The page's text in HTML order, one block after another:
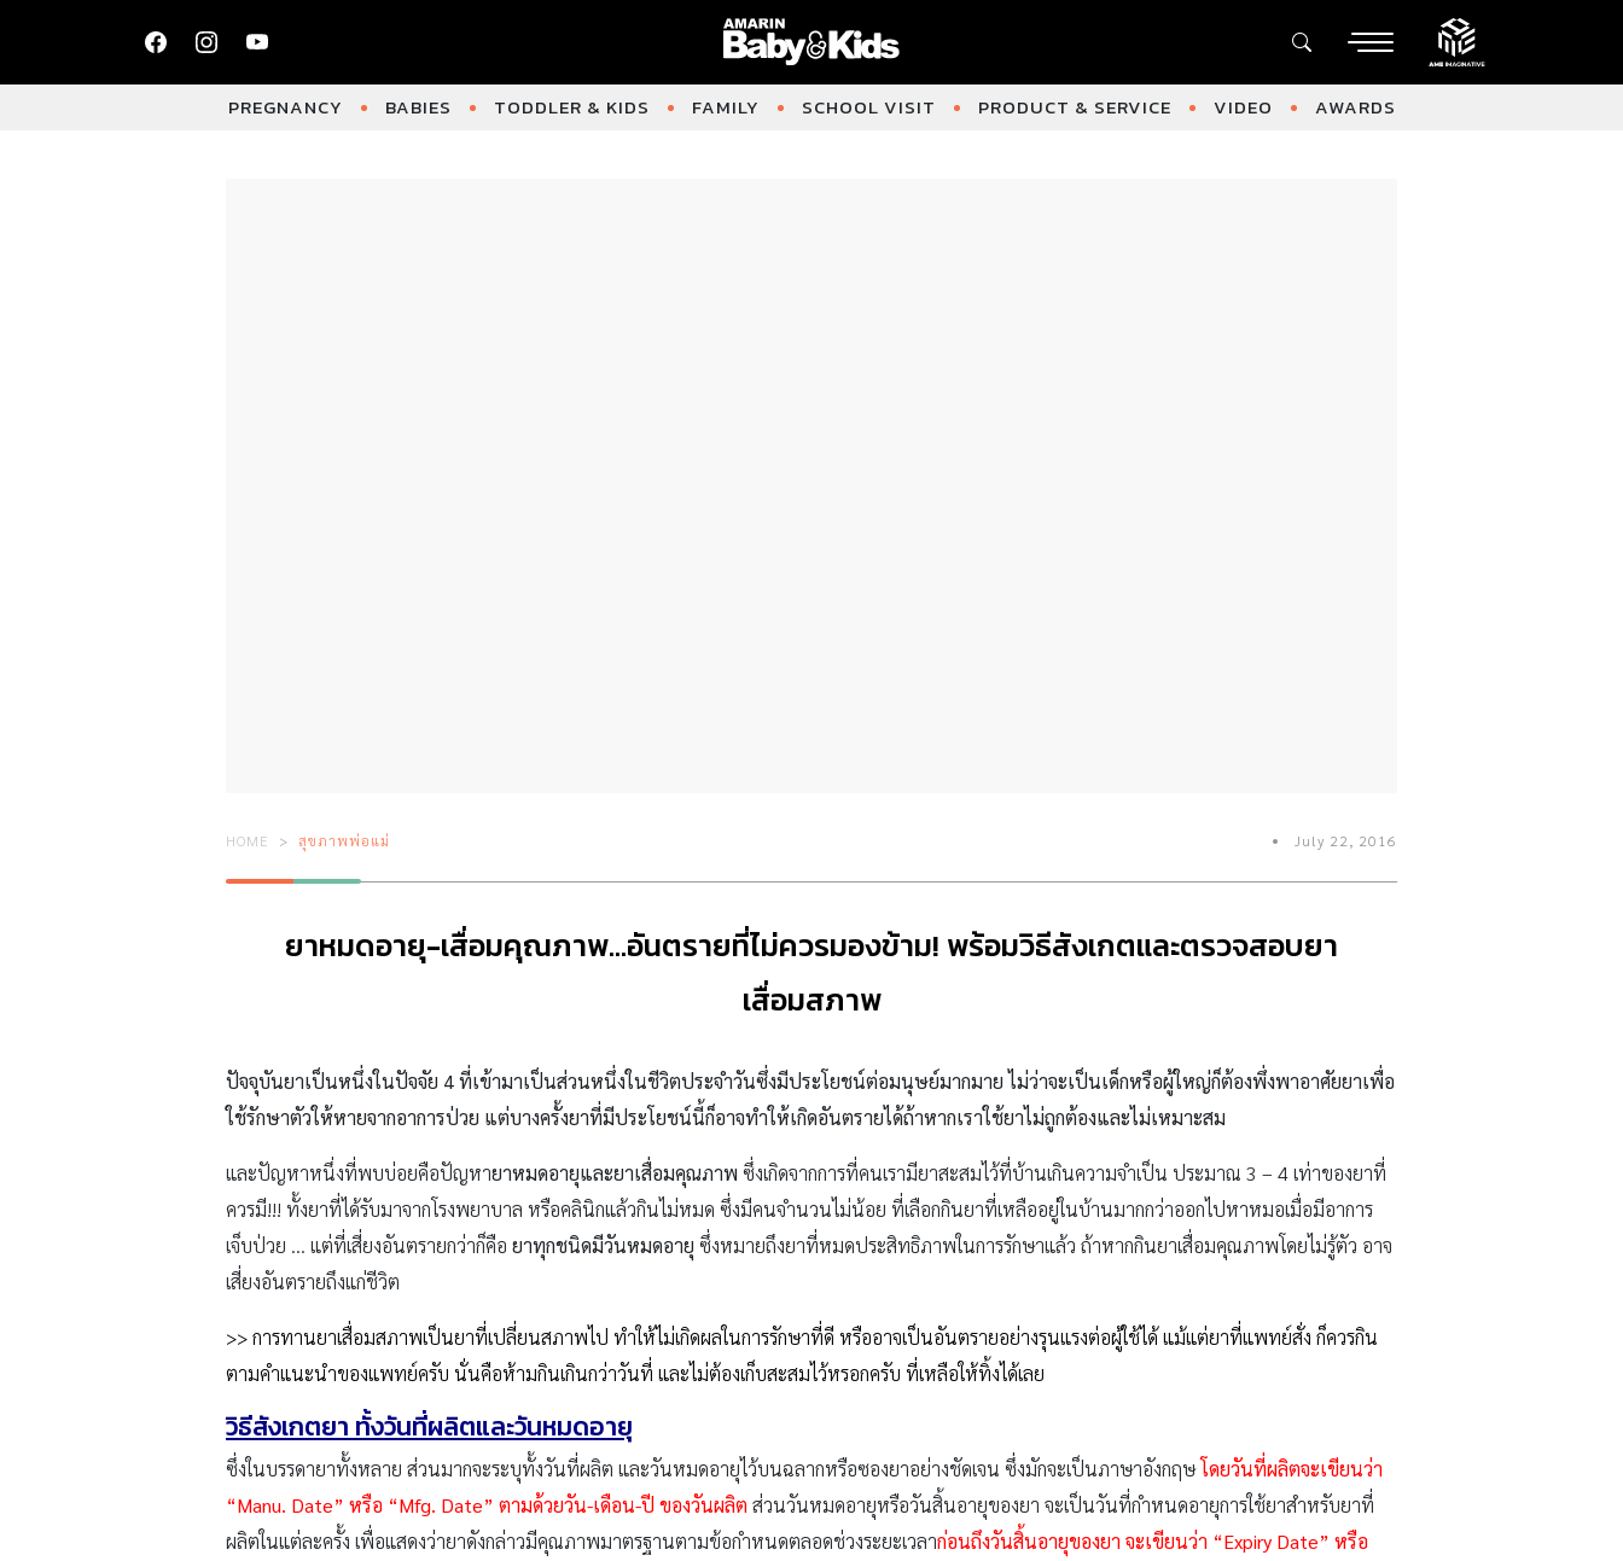
PREGNANCY BABIES TODDLER & KIDS FAMILY SCHOOL VISIT PRODUCT & SERVICE VIDEO AWARDS
HOME สุขภาพพ่อแม่ July 22, 2016
ยาหมดอายุ-เสื่อมคุณภาพ…อันตรายที่ไม่ควรมองข้าม! พร้อมวิธีสังเกตและตรวจสอบยา
เสื่อมสภาพ
ปัจจุบันยาเป็นหนึ่งในปัจจัย 4ที่เข้ามาเป็นส่วนหนึ่งในชีวิตประจำวันซึ่งมีประโยชน์ต่อมนุษย์มากมาย ไม่ว่าจะเป็นเด็กหรือผู้ใหญ่ก็ต้องพึ่งพาอาศัยยาเพื่อ
ใช้รักษาตัวให้หายจากอาการป่วย แต่บางครั้งยาที่มีประโยชน์นี้ก็อาจทำให้เกิดอันตรายได้ถ้าหากเราใช้ยาไม่ถูกต้องและไม่เหมาะสม
และปัญหาหนึ่งที่พบบ่อยคือปัญหายาหมดอายุและยาเสื่อมคุณภาพ ซึ่งเกิดจากการที่คนเรามียาสะสมไว้ที่บ้านเกินความจำเป็น ประมาณ 3 – 4 เท่าของยาที่
ควรมี!!! ทั้งยาที่ได้รับมาจากโรงพยาบาล หรือคลินิกแล้วกินไม่หมด ซึ่งมีคนจำนวนไม่น้อย ที่เลือกกินยาที่เหลืออยู่ในบ้านมากกว่าออกไปหาหมอเมื่อมีอาการ
เจ็บป่วย … แต่ที่เสี่ยงอันตรายกว่าก็คือ ยาทุกชนิดมีวันหมดอายุ ซึ่งหมายถึงยาที่หมดประสิทธิภาพในการรักษาแล้ว ถ้าหากกินยาเสื่อมคุณภาพโดยไม่รู้ตัว อาจ
เสี่ยงอันตรายถึงแก่ชีวิต
>> การทานยาเสื่อมสภาพเป็นยาที่เปลี่ยนสภาพไป ทำให้ไม่เกิดผลในการรักษาที่ดี หรืออาจเป็นอันตรายอย่างรุนแรงต่อผู้ใช้ได้ แม้แต่ยาที่แพทย์สั่ง ก็ควรกิน
ตามคำแนะนำของแพทย์ครับ นั่นคือห้ามกินเกินกว่าวันที่ และไม่ต้องเก็บสะสมไว้หรอกครับ ที่เหลือให้ทิ้งได้เลย
วิธีสังเกตยา ทั้งวันที่ผลิตและวันหมดอายุ
ซึ่งในบรรดายาทั้งหลาย ส่วนมากจะระบุทั้งวันที่ผลิต และวันหมดอายุไว้บนฉลากหรือซองยาอย่างชัดเจน ซึ่งมักจะเป็นภาษาอังกฤษโดยวันที่ผลิตจะเขียนว่า
“Manu. Date” หรือ “Mfg. Date” ตามด้วยวัน-เดือน-ปี ของวันผลิต ส่วนวันหมดอายุหรือวันสิ้นอายุของยา จะเป็นวันที่กำหนดอายุการใช้ยาสำหรับยาที่
ผลิตในแต่ละครั้ง เพื่อแสดงว่ายาดังกล่าวมีคุณภาพมาตรฐานตามข้อกำหนดตลอดช่วงระยะเวลาก่อนถึงวันสิ้นอายุของยา จะเขียนว่า “Expiry Date” หรือ